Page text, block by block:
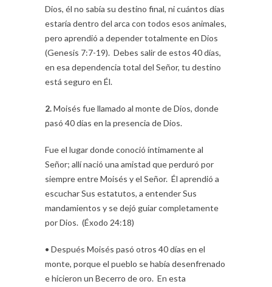
Dios, él no sabía su destino final, ni cuántos días
estaría dentro del arca con todos esos animales,
pero aprendió a depender totalmente en Dios
(Genesis 7:7-19). Debes salir de estos 40 días,
en esa dependencia total del Señor, tu destino
está seguro en Él.
2.Moisés fue llamado al monte de Dios, donde
pasó 40 días en la presencia de Dios.
Fue el lugar donde conoció íntimamente al
Señor; allí nació una amistad que perduró por
siempre entre Moisés y el Señor. Él aprendió a
escuchar Sus estatutos, a entender Sus
mandamientos y se dejó guiar completamente
por Dios. (Éxodo 24:18)
• Después Moisés pasó otros 40 días en el
monte, porque el pueblo se había desenfrenado
e hicieron un Becerro de oro. En esta